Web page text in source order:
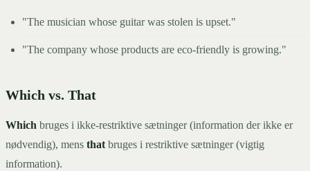
"The musician whose guitar was stolen is upset."
"The company whose products are eco-friendly is growing."
Which vs. That
Which bruges i ikke-restriktive sætninger (information der ikke er
nødvendig), mens that bruges i restriktive sætninger (vigtig
information).